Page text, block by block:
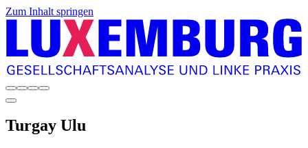
Zum Inhalt springen
Turgay Ulu